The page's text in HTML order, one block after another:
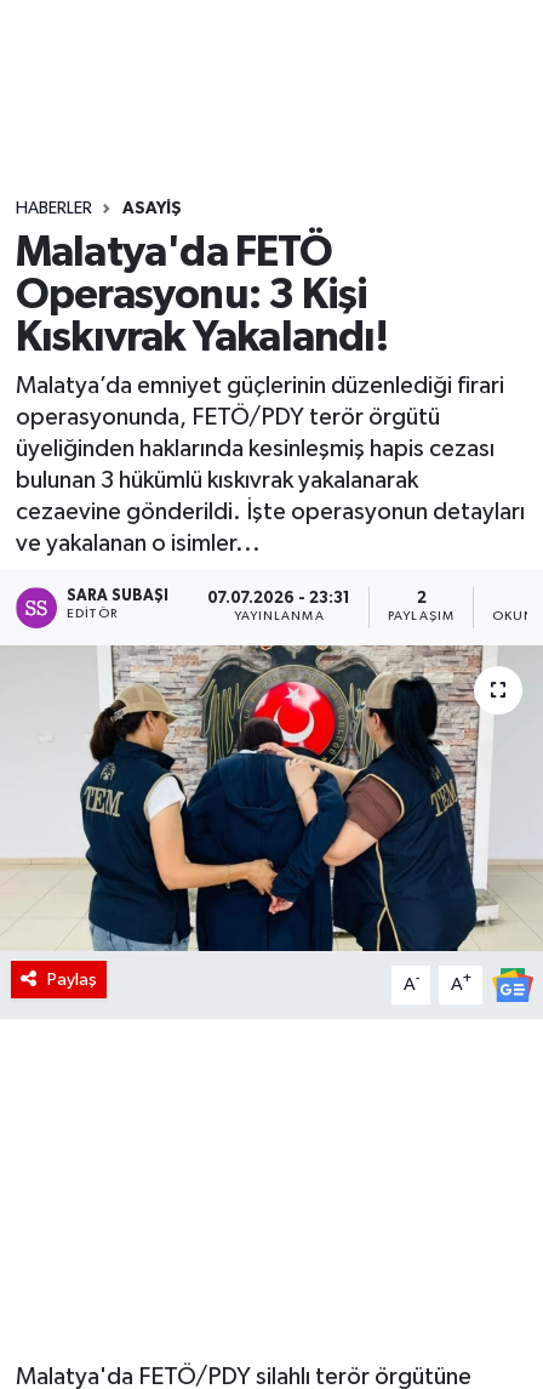
HABERLER ASAYIŞ
Malatya'da FETÖ
Operasyonu: 3 Kişi
Kıskıvrak Yakalandı!
Malatya’da emniyet güçlerinin düzenlediği firari
operasyonunda, FETÖ/PDY terör örgütü
üyeliğinden haklarında kesinleşmiş hapis cezası
bulunan 3 hükümlü kıskıvrak yakalanarak
cezaevine gönderildi. İşte operasyonun detayları
ve yakalanan o isimler...
SARA SUBAŞI
EDITÖR
07.07.2026 - 23:31
YAYINLANMA
2
PAYLAŞIM
Paylaş A- A+
Malatya'da FETÖ/PDY silahlı terör örgütüne
Yaşam